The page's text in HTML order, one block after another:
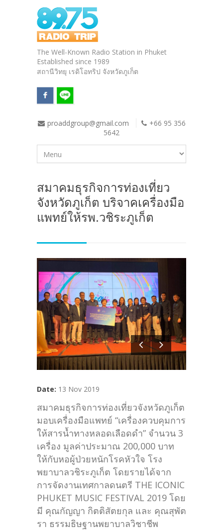
The Well-Known Radio Station in Phuket
Established since 1989
สถานีวิทยุ เรดิโอทริป จังหวัดภูเก็ต
proaddgroup@gmail.com
+66 95 356
5642
สมาคมธุรกิจการท่องเที่ยว
จังหวัดภูเก็ต บริจาคเครื่องมือ
แพทย์ให้รพ.วชิระภูเก็ต
Date: 13 Nov 2019
สมาคมธุรกิจการท่องเที่ยวจังหวัดภูเก็ต
มอบเครื่องมือแพทย์ “เครื่องควบคุมการ
ให้สารน้ำทางหลอดเลือดดำ” จำนวน 3
เครื่อง มูลค่าประมาณ 200,000 บาท
ให้กับหอผู้ป่วยหนักโรคหัวใจ โรง
พยาบาลวชิระภูเก็ต โดยรายได้จาก
การจัดงานเทศกาลดนตรี THE ICONIC
PHUKET MUSIC FESTIVAL 2019 โดย
มี คุณกัญญา กิตติสัตยกุล และ คุณสุพัต
รา ธรรมธิษฐานพยาบาลวิชาชีพ